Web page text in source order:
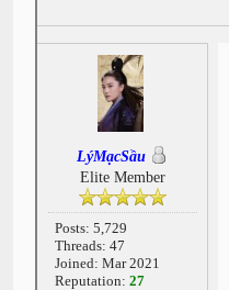
LýMạcSầu
Elite Member
Posts: 5,729
Threads: 47
Joined: Mar 2021
Reputation: 27